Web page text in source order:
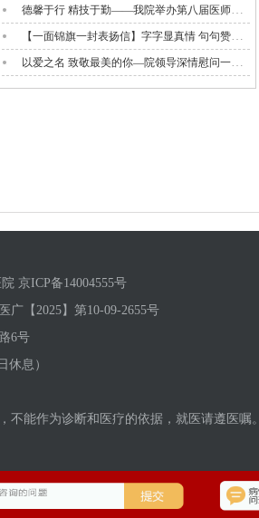
京ICP备14004555号
广【2025】第10-09-2655号
6号
休息）
不能作为诊断和医疗的依据，就医请遵医嘱。